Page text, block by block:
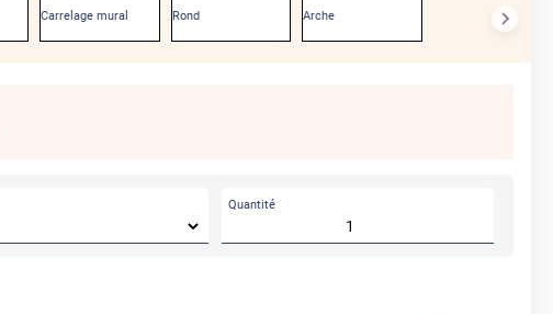
Carrelage mural Rond Arche
Quantité